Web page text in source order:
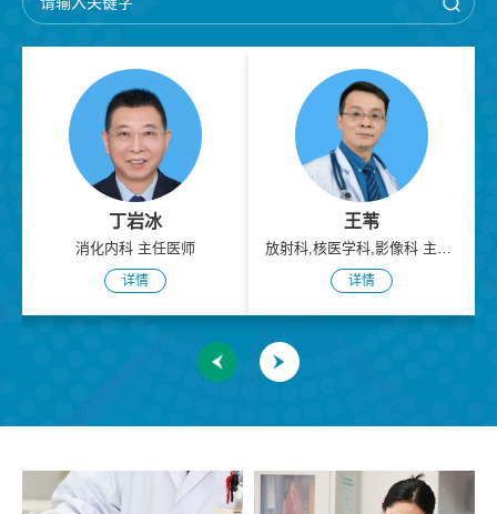
肿瘤科 主任医师 消化内科 主任医师